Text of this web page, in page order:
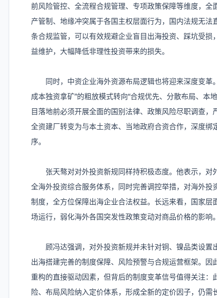
前风险管控、全流程合规管理、专项政策保障等维度，
产管制、地缘冲突属于各国主权层面行为，国内法规无
条合规监管，可以有效规避企业盲目出海投资、踩坑受
益维护，大幅降低非理性投资带来的损失。
同时，中资企业海外资源布局逻辑也将迎来深度变革
成本独资拿矿”的粗放模式转向“合规优先、分散布局、本
目落地前必须开展全面的国别法律、政策风险尽职调查
全资建厂转变为与本土资本、当地政府合资合作，深度
序。
张天骜对对外投资新规同样持积极态度。他表示，对
全海外投资综合服务体系，同时完善调控举措，对海外
制度，全方位保障出海企业合法权益。长远来看，国家
场运行，弱化海外各国突发性政策变动对商品价格的影响
顾冯达强调，对外投资新规并未针对铜、镍品类设置
出海搭建完善的制度保障、风险预警与合规运营框架。
重构的直接驱动因素，但背后的制度变革信号值得关注
险、布局风险纳入定价体系，形成全新的定价因子，仍需